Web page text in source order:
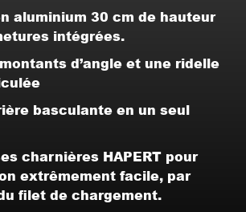
aluminium 30 cm de hauteur
intégrées.
d’angle et une ridelle
basculante en un seul
charnières HAPERT pour
extrêmement facile, par
filet de chargement.